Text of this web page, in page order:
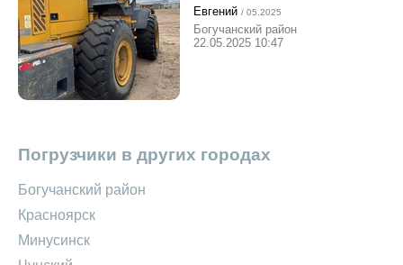
Евгений / 05.2025
Богучанский район
22.05.2025 10:47
Погрузчики в других городах
Богучанский район
Красноярск
Минусинск